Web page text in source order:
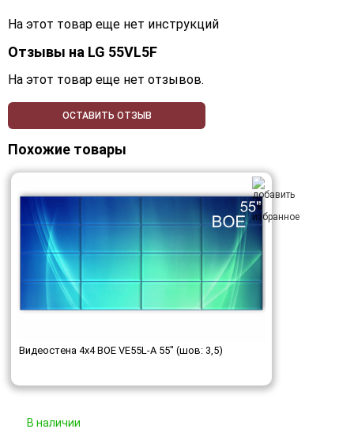
На этот товар еще нет инструкций
Отзывы на LG 55VL5F
На этот товар еще нет отзывов.
ОСТАВИТЬ ОТЗЫВ
Похожие товары
Видеостена 4x4 BOE VE55L-A 55" (шов: 3,5)
В наличии